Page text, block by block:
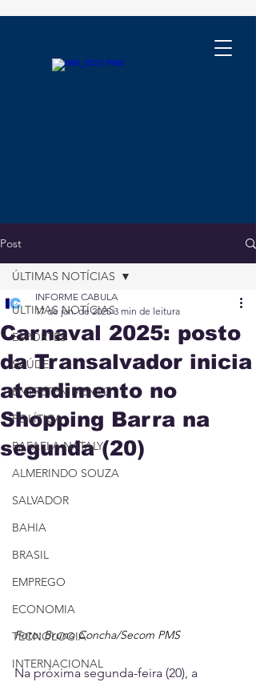
Post
ÚLTIMAS NOTÍCIAS
ESPORTES
SAÚDE
ENTRETENIMENTO
POLÍTICA
RAFAELA NATALY
ALMERINDO SOUZA
SALVADOR
BAHIA
BRASIL
EMPREGO
ECONOMIA
TECNOLOGIA
INTERNACIONAL
ÚLTIMAS NOTÍCIAS
Carnaval 2025: posto
da Transalvador inicia
atendimento no
Shopping Barra na
segunda (20)
INFORME CABULA
17 de jan. de 2025 3 min de leitura
Foto: Bruno Concha/Secom PMS
Na próxima segunda-feira (20), a